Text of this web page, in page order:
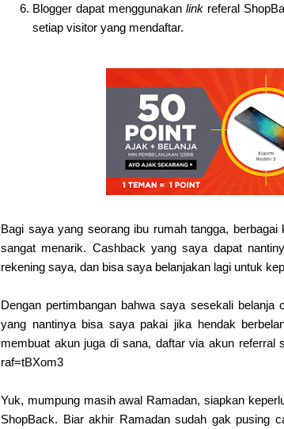
Blogger dapat menggunakanlink referal
setiap visitor yang mendaftar.
Bagi saya yang seorang ibu rumah tangga,
sangat menarik. Cashback yang saya dapat
rekening saya, dan bisa saya belanjakan lagi untuk
Dengan pertimbangan bahwa saya sesekali belanja
yang nantinya bisa saya pakai jika hendak
membuat akun juga di sana, daftar via akun referral
raf=tBXom3
Yuk, mumpung masih awal Ramadan, siapkan
ShopBack. Biar akhir Ramadan sudah gak pusing